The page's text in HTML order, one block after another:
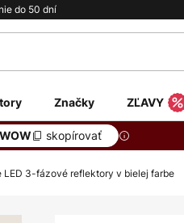
do 50 dní
Značky ZĽAVY
WOW skopírovať
LED 3-fázové reflektory v bielej farbe